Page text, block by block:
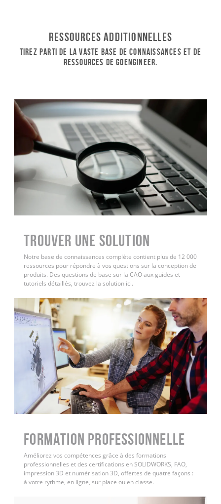
Ressources additionnelles
Tirez parti de la vaste base de connaissances et de
ressources de GoEngineer.
Trouver une solution
Notre base de connaissances complète contient plus de 12 000
ressources pour répondre à vos questions sur la conception de
produits. Des questions de base sur la CAO aux guides et
tutoriels détaillés, trouvez la solution ici.
FORMATION PROFESSIONNELLE
Améliorez vos compétences grâce à des formations
professionnelles et des certifications en SOLIDWORKS, FAO,
impression 3D et numérisation 3D, offertes de quatre façons :
à votre rythme, en ligne, sur place ou en classe.